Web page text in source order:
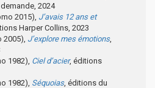
2024
2015), J’avais 12 ans et
Harper Collins, 2023
J’explore mes émotions,
1982), Ciel d’acier, éditions
1982), Séquoias, éditions du